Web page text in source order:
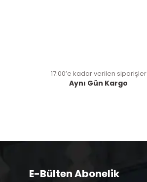
17:00’e kadar verilen siparişler
Aynı Gün Kargo
E-Bülten Abonelik